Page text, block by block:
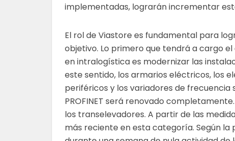
implementadas, lograrán incrementar
El rol de Viastore es fundamental para
objetivo. Lo primero que tendrá a cargo
en intralogística es modernizar las
este sentido, los armarios eléctricos, los
periféricos y los variadores de
PROFINET será renovado
los transelevadores. A partir de las
más reciente en esta categoría. Según